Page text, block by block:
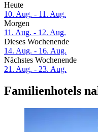
Heute
10. Aug. - 11. Aug.
Morgen
11. Aug. - 12. Aug.
Dieses Wochenende
14. Aug. - 16. Aug.
Nächstes Wochenende
21. Aug. - 23. Aug.
Familienhotels